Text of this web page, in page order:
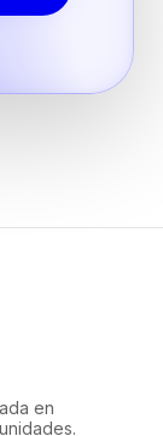
en